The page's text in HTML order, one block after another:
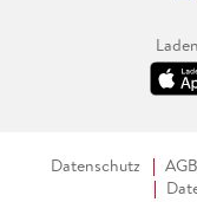
Datenschutz AGB